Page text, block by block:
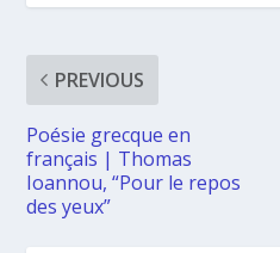
PREVIOUS
Poésie grecque en
français | Thomas
Ioannou, “Pour le repos
des yeux”